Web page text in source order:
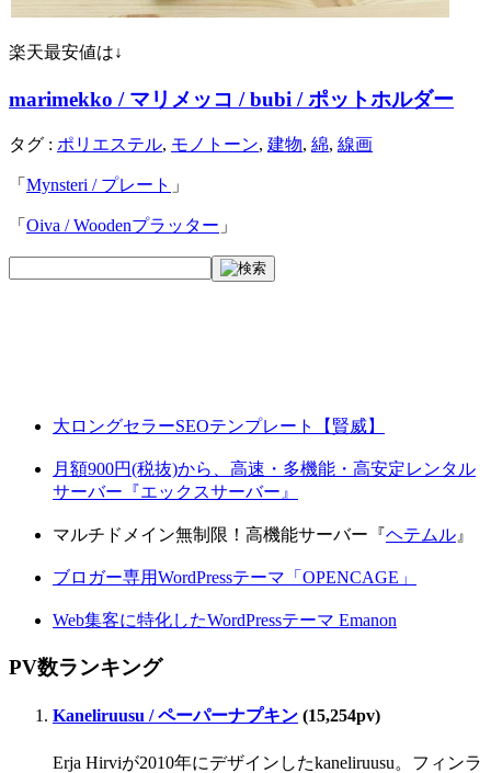
楽天最安値は↓
marimekko / マリメッコ / bubi / ポットホルダー
タグ : ポリエステル, モノトーン, 建物, 綿, 線画
「 Mynsteri / プレート 」
「 Oiva / Woodenプラッター 」
大ロングセラーSEOテンプレート【賢威】
月額900円(税抜)から、高速・多機能・高安定レンタル
サーバー『エックスサーバー』
マルチドメイン無制限！高機能サーバー『ヘテムル 』
ブロガー専用WordPressテーマ「OPENCAGE」
Web集客に特化したWordPressテーマ Emanon
PV数ランキング
Kaneliruusu / ペーパーナプキン (15,254pv)
Erja Hirviが2010年にデザインしたkaneliruusu。フィンラ